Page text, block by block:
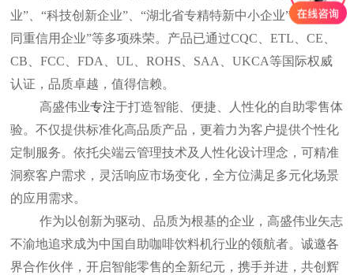
业”、“科技创新企业”、“湖北省专精特新中小企业”、“守合
同重信用企业”等多项殊荣。产品已通过CQC、ETL、CE、
CB、FCC、FDA、UL、ROHS、SAA、UKCA等国际权威
认证，品质卓越，值得信赖。
高盛伟业专注于打造智能、便捷、人性化的自助零售体
验。不仅提供标准化高品质产品，更着力为客户提供个性化
定制服务。依托尖端云管理技术及人性化设计理念，可精准
洞察客户需求，灵活响应市场变化，全方位满足多元化场景
的应用需求。
作为以创新为驱动、品质为根基的企业，高盛伟业矢志
不渝地追求成为中国自助咖啡饮料机行业的领航者。诚邀各
界合作伙伴，开启智能零售的全新纪元，携手并进，共创辉